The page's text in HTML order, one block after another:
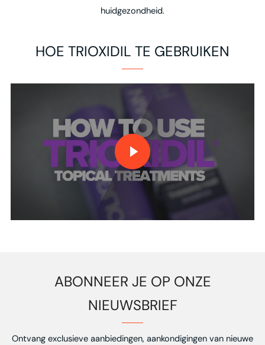
huidgezondheid.
HOE TRIOXIDIL TE GEBRUIKEN
VIDEO AFSPELEN
ABONNEER JE OP ONZE
NIEUWSBRIEF
Ontvang exclusieve aanbiedingen, aankondigingen van nieuwe